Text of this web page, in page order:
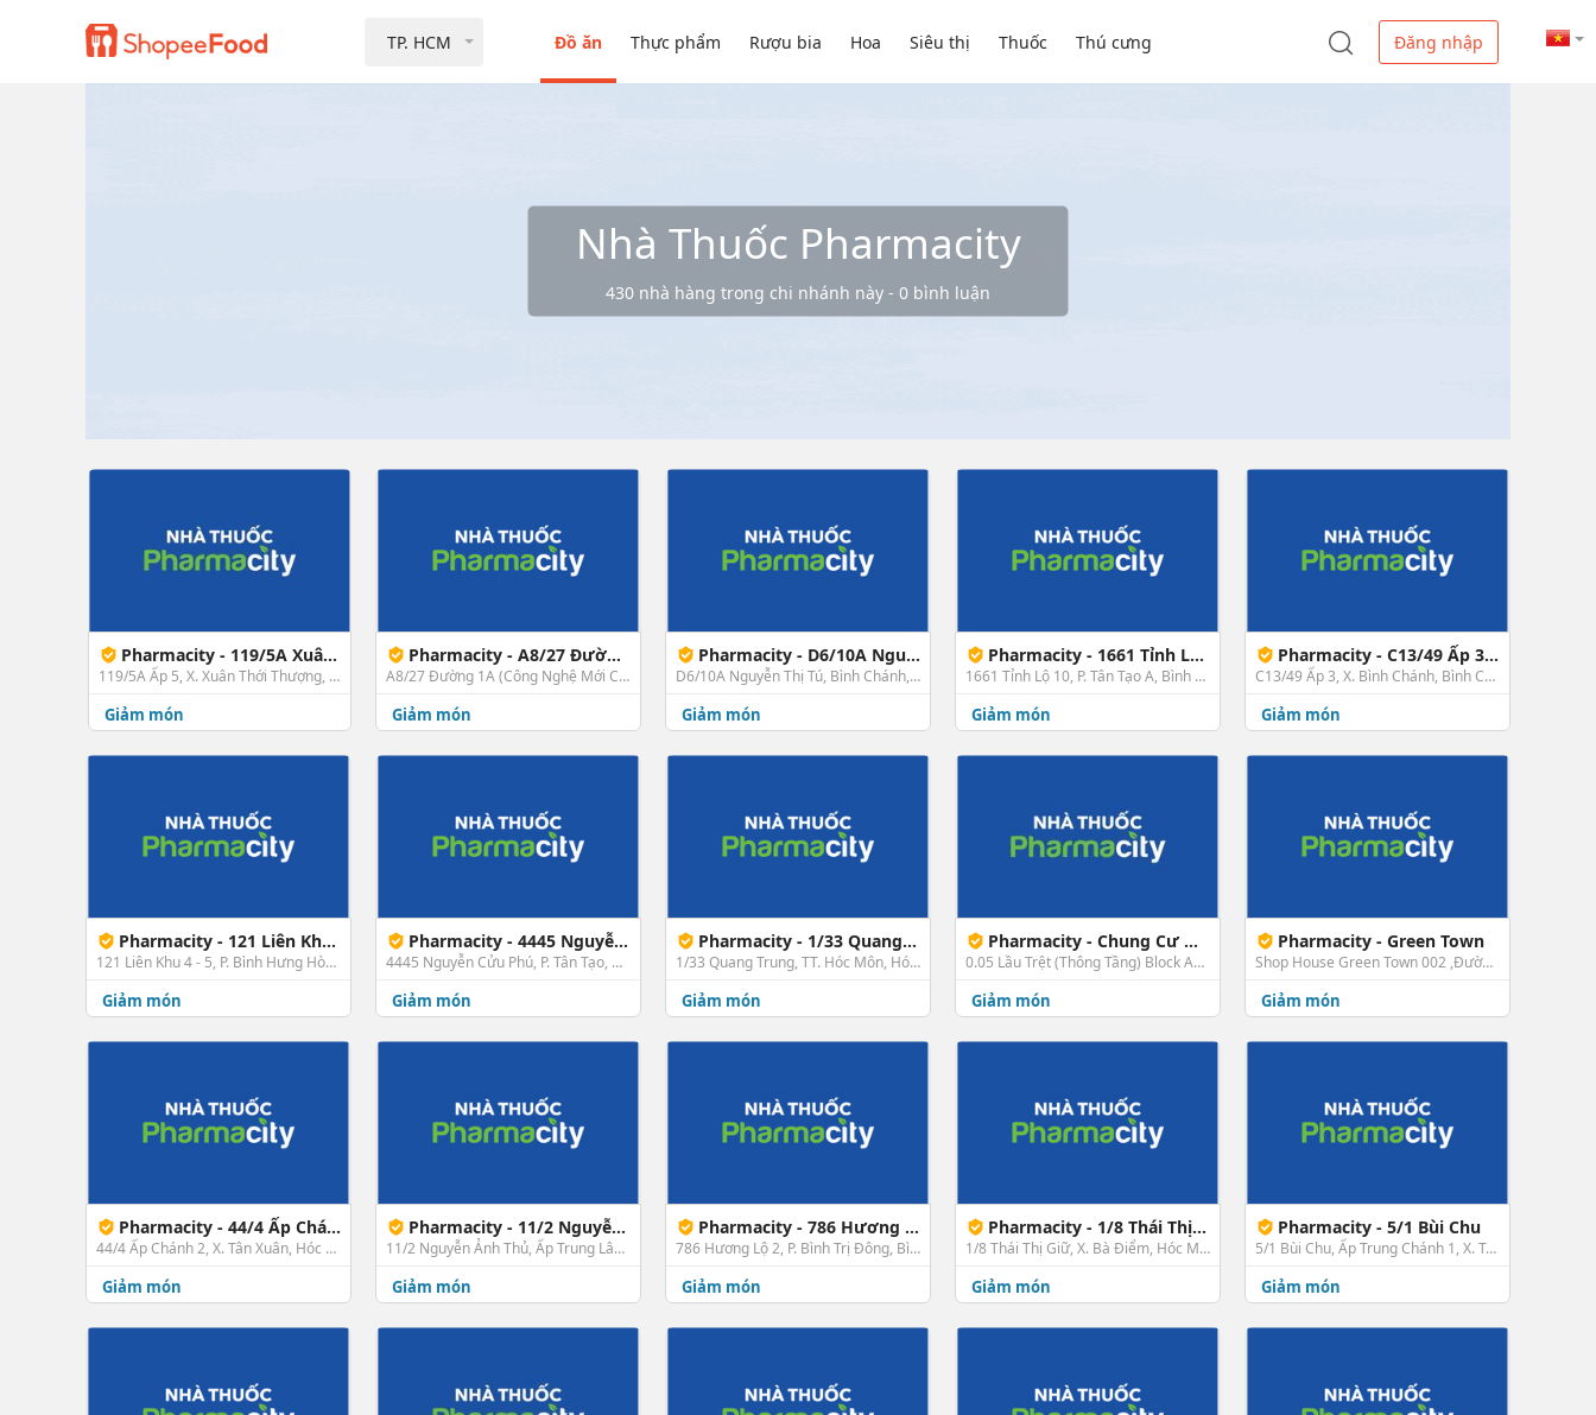
TP. HCM Đồ ăn Thực phẩm Rượu bia Hoa Siêu thị Thuốc Thú cưng Đăng nhập
Nhà Thuốc Pharmacity
430 nhà hàng trong chi nhánh này - 0 bình luận
Pharmacity - 119/5A Xuân Thới Thượng, Hóc Môn
119/5A Ấp 5, X. Xuân Thới Thượng, Hóc Môn, TP. HCM
Giảm món
Pharmacity - A8/27 Đường 1A, Bình Chánh
A8/27 Đường 1A (Công Nghệ Mới Cũ), Ấp 1A, X. Vĩnh Lộc B, Bình Chánh, TP. HCM
Giảm món
Pharmacity - D6/10A Nguyễn Thị Tú
D6/10A Nguyễn Thị Tú, Bình Chánh, TP. HCM
Giảm món
Pharmacity - 1661 Tỉnh Lộ 10
1661 Tỉnh Lộ 10, P. Tân Tạo A, Bình Tân, TP. HCM
Giảm món
Pharmacity - C13/49 Ấp 3 Xã Bình Chánh, Bình Chánh
C13/49 Ấp 3, X. Bình Chánh, Bình Chánh, TP. HCM
Giảm món
Pharmacity - 121 Liên Khu 4 - 5
121 Liên Khu 4 - 5, P. Bình Hưng Hòa, Bình Tân, TP. HCM
Giảm món
Pharmacity - 4445 Nguyễn Cửu Phú
4445 Nguyễn Cửu Phú, P. Tân Tạo, Bình Tân, TP. HCM
Giảm món
Pharmacity - 1/33 Quang Trung
1/33 Quang Trung, TT. Hóc Môn, Hóc Môn, TP. HCM
Giảm món
Pharmacity - Chung Cư Westgate
0.05 Lầu Trệt (Thông Tầng) Block A1 Chung Cư Westgate, Tân Túc, Khu Phố 4, TT. Tân Túc, Bình Chánh, TP. HCM
Giảm món
Pharmacity - Green Town
Shop House Green Town 002 ,Đường Số 3, P. Bình Hưng Hòa, Bình Tân, TP. HCM
Giảm món
Pharmacity - 44/4 Ấp Chánh 2, Hóc Môn
44/4 Ấp Chánh 2, X. Tân Xuân, Hóc Môn, TP. HCM
Giảm món
Pharmacity - 11/2 Nguyễn Ảnh Thủ
11/2 Nguyễn Ảnh Thủ, Ấp Trung Lân, X. Bà Điểm, Hóc Môn, TP. HCM
Giảm món
Pharmacity - 786 Hương Lộ 2, Bình Tân
786 Hương Lộ 2, P. Bình Trị Đông, Bình Tân, TP. HCM
Giảm món
Pharmacity - 1/8 Thái Thị Giữ, Hóc Môn
1/8 Thái Thị Giữ, X. Bà Điểm, Hóc Môn, TP. HCM
Giảm món
Pharmacity - 5/1 Bùi Chu
5/1 Bùi Chu, Ấp Trung Chánh 1, X. Trung Chánh, Hóc Môn, TP. HCM
Giảm món